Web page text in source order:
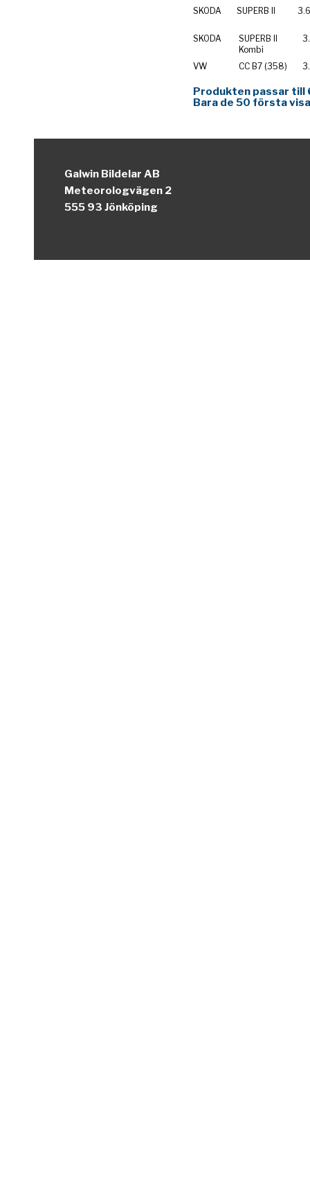
SKODA SUPERB II
SKODA
SUPERB II
Kombi
VW CC B7 (358)
Produkten passar till
Bara de 50 första
Galwin Bildelar AB
Meteorologvägen 2
555 93 Jönköping